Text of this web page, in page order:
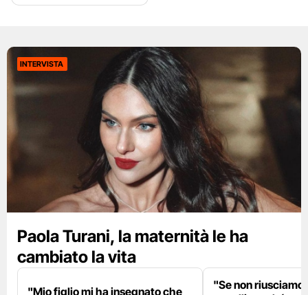
INTERVISTA
Paola Turani, la maternità le ha
cambiato la vita
"Mio figlio mi ha insegnato che
"Se non riusciamo